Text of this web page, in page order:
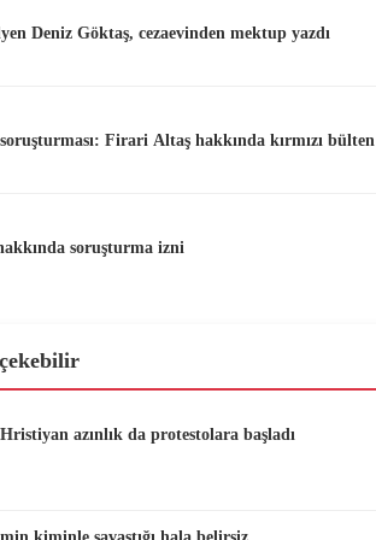
Deniz Göktaş, cezaevinden mektup yazdı
Firari Altaş hakkında kırmızı bülten
soruşturma izni
azınlık da protestolara başladı